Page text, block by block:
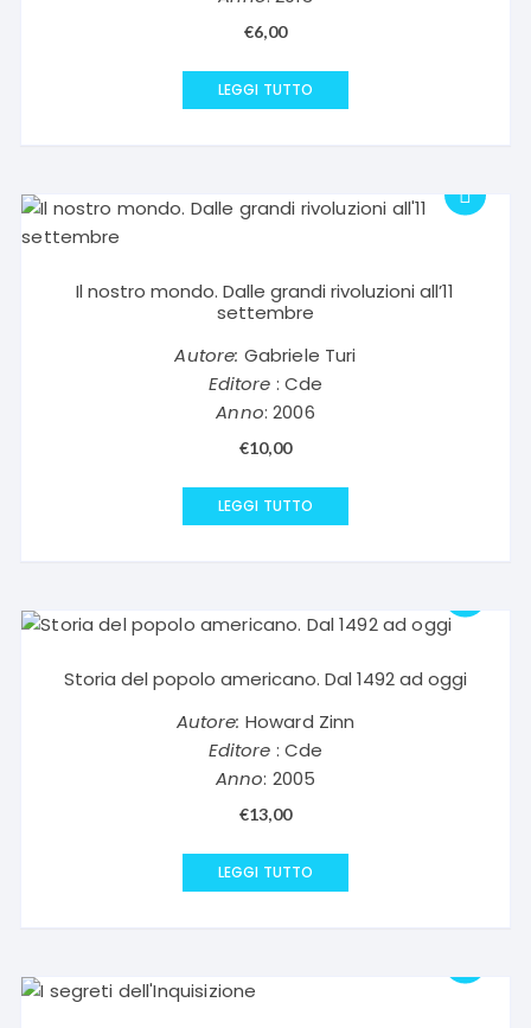
€6,00
LEGGI TUTTO
Il nostro mondo. Dalle grandi rivoluzioni all’11
settembre
Autore: Gabriele Turi
Editore : Cde
Anno: 2006
€10,00
LEGGI TUTTO
Storia del popolo americano. Dal 1492 ad oggi
Autore: Howard Zinn
Editore : Cde
Anno: 2005
€13,00
LEGGI TUTTO